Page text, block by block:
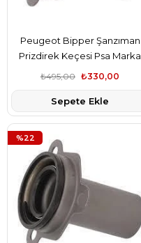
Peugeot Bipper Şanzıman
Prizdirek Keçesi Psa Marka
2105.38
₺330,00
₺495,00
Sepete Ekle
%22